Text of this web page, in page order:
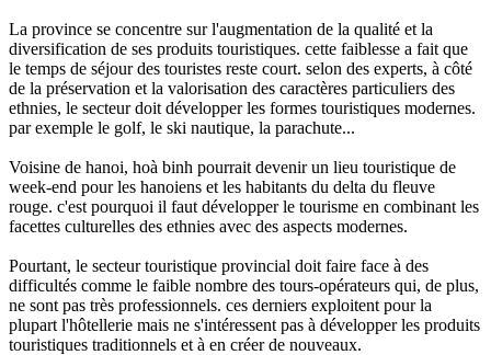
La province se concentre sur l'augmentation de la qualité et la
diversification de ses produits touristiques. cette faiblesse a fait que
le temps de séjour des touristes reste court. selon des experts, à côté
de la préservation et la valorisation des caractères particuliers des
ethnies, le secteur doit développer les formes touristiques modernes.
par exemple le golf, le ski nautique, la parachute...
Voisine de hanoi, hoà binh pourrait devenir un lieu touristique de
week-end pour les hanoiens et les habitants du delta du fleuve
rouge. c'est pourquoi il faut développer le tourisme en combinant les
facettes culturelles des ethnies avec des aspects modernes.
Pourtant, le secteur touristique provincial doit faire face à des
difficultés comme le faible nombre des tours-opérateurs qui, de plus,
ne sont pas très professionnels. ces derniers exploitent pour la
plupart l'hôtellerie mais ne s'intéressent pas à développer les produits
touristiques traditionnels et à en créer de nouveaux.